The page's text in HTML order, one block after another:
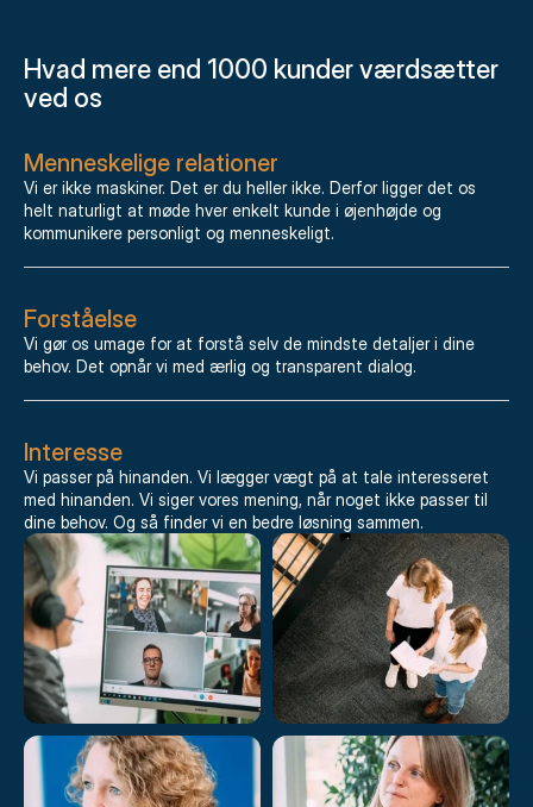
Hvad mere end 1000 kunder værdsætter
ved os
Menneskelige relationer
Vi er ikke maskiner. Det er du heller ikke. Derfor ligger det os
helt naturligt at møde hver enkelt kunde i øjenhøjde og
kommunikere personligt og menneskeligt.
Forståelse
Vi gør os umage for at forstå selv de mindste detaljer i dine
behov. Det opnår vi med ærlig og transparent dialog.
Interesse
Vi passer på hinanden. Vi lægger vægt på at tale interesseret
med hinanden. Vi siger vores mening, når noget ikke passer til
dine behov. Og så finder vi en bedre løsning sammen.